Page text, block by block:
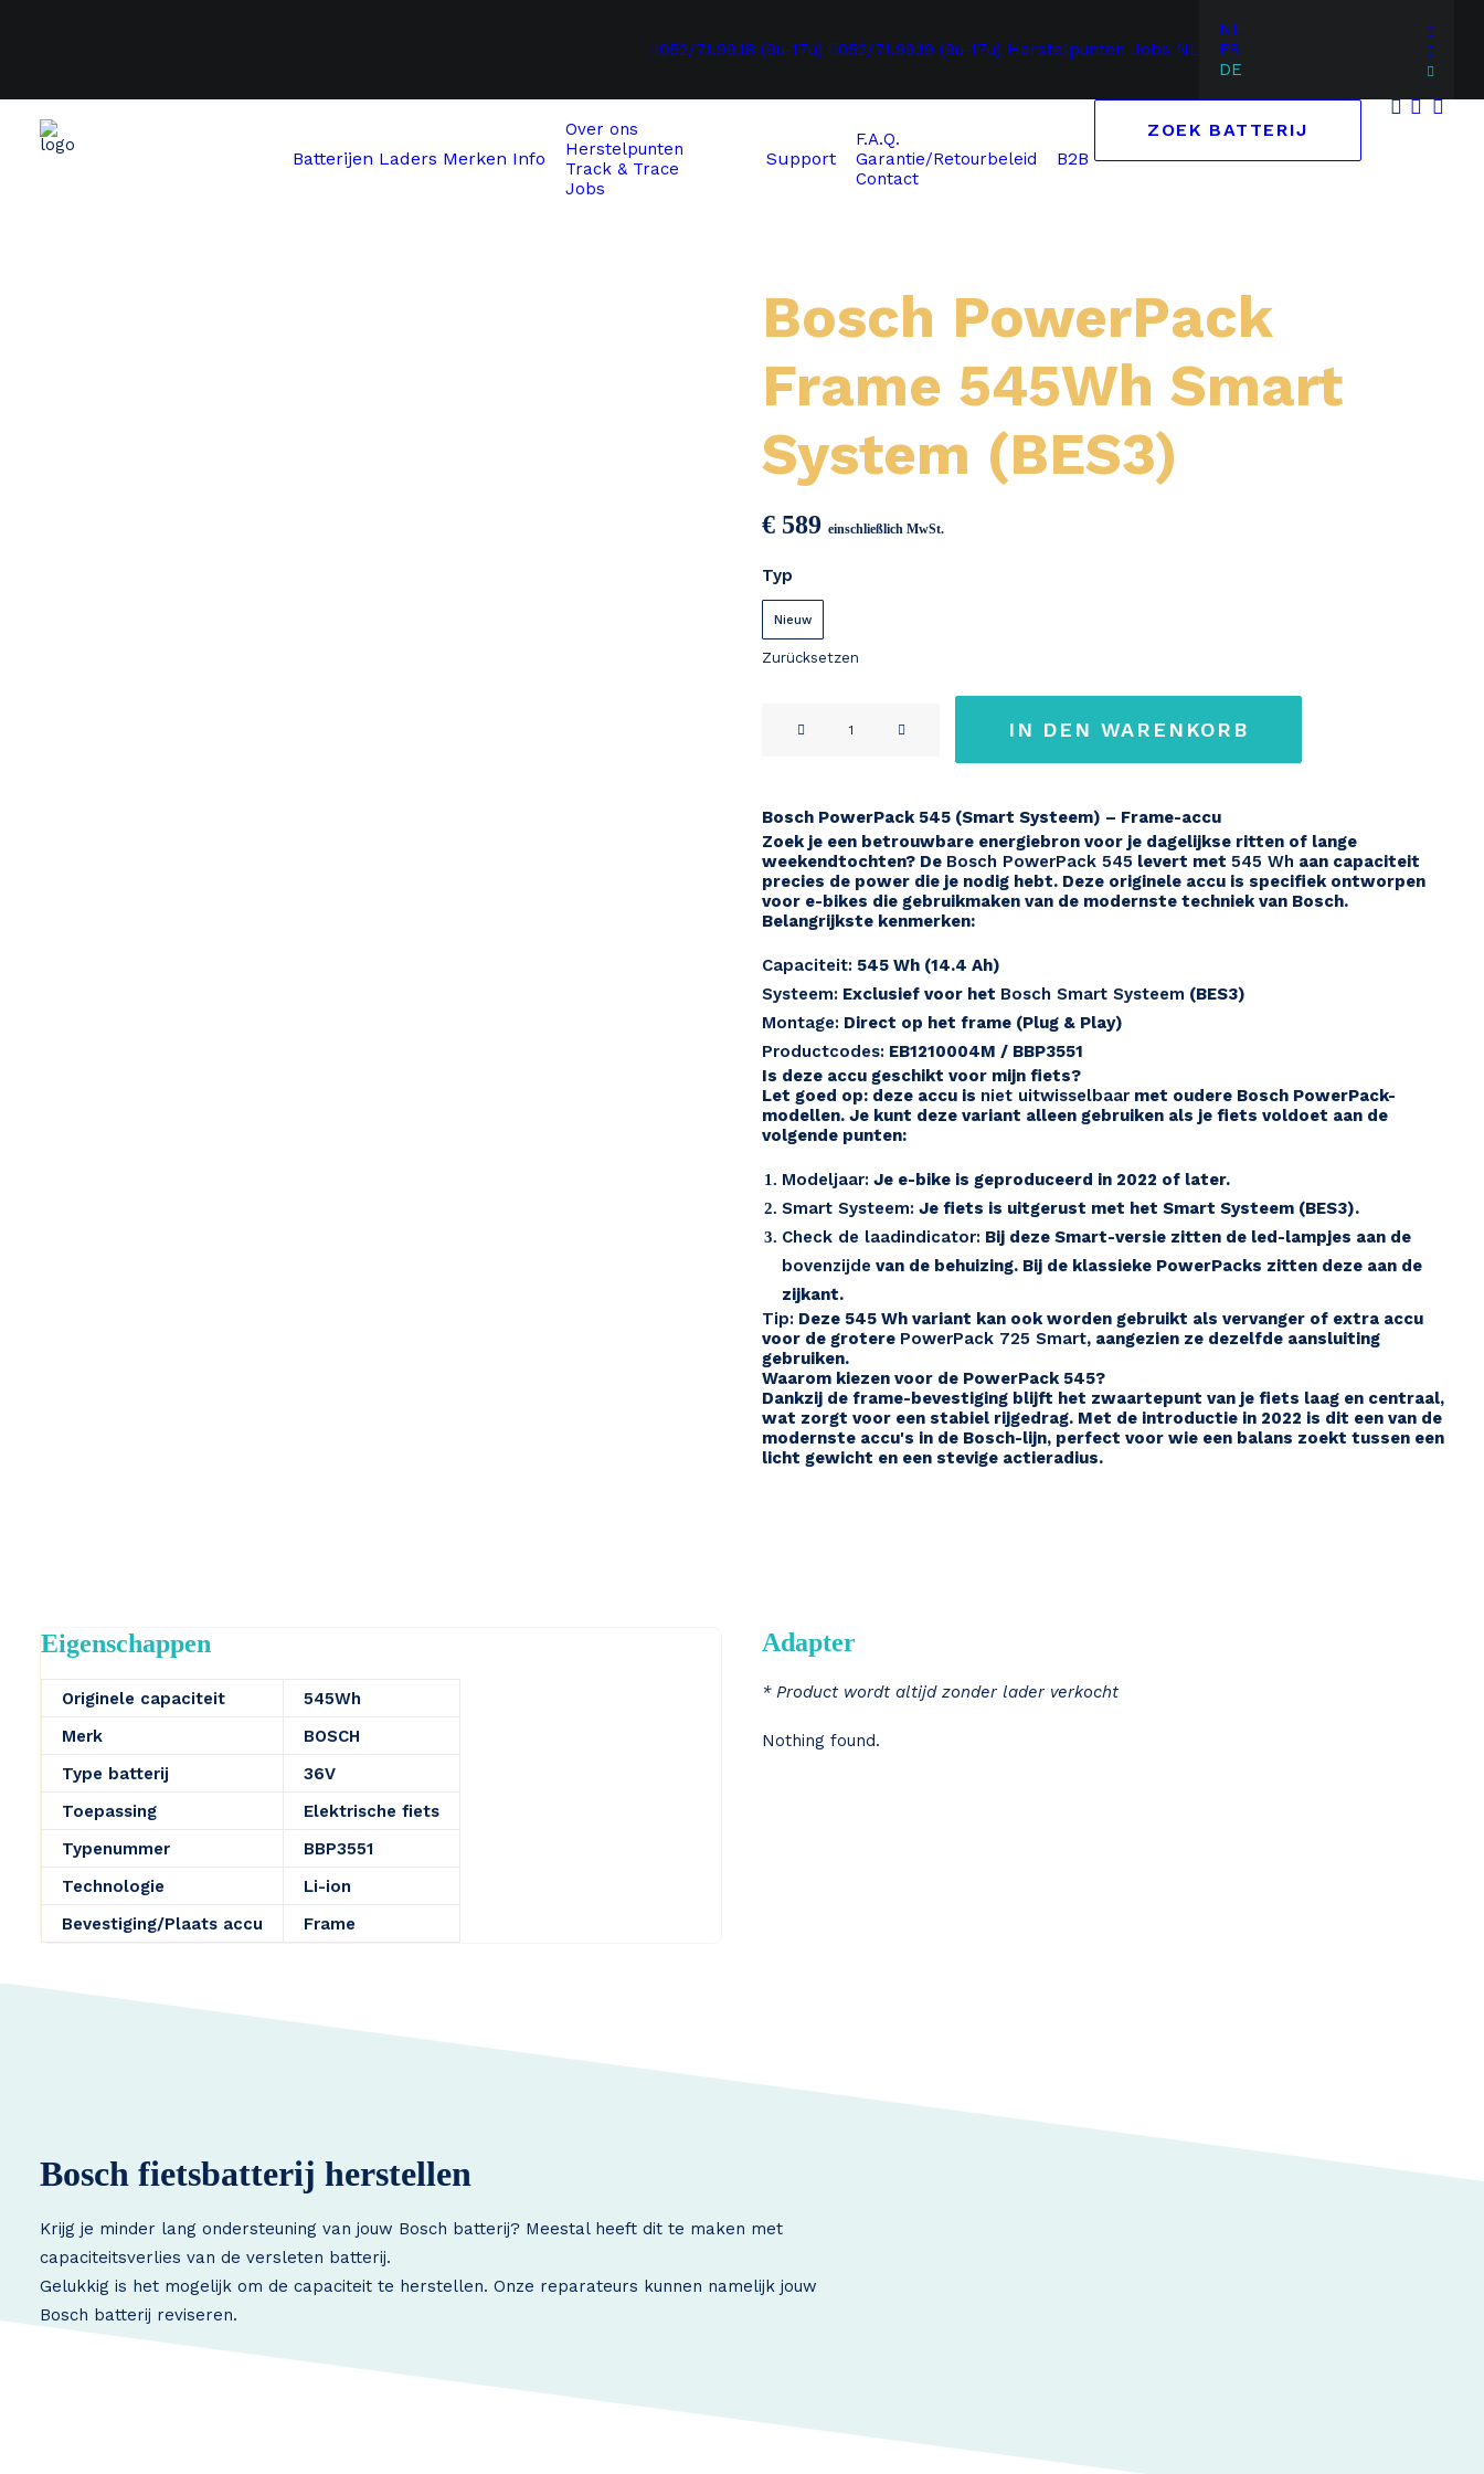
052/71.99.18 (9u-17u) 052/71.99.19 (9u-17u) Herstelpunten Jobs NL
NL
FR
DE
Batterijen Laders Merken Info
Over ons
Herstelpunten
Track & Trace
Jobs
Support
F.A.Q.
Garantie/Retourbeleid
Contact
B2B
ZOEK BATTERIJ
Bosch PowerPack
Frame 545Wh Smart
System (BES3)
€ 589 einschließlich MwSt.
Typ
Nieuw
Zurücksetzen
Smart
System
(BES3)
Menge
IN DEN WARENKORB
Bosch PowerPack 545 (Smart Systeem) – Frame-accu
Zoek je een betrouwbare energiebron voor je dagelijkse ritten of lange
weekendtochten? De Bosch PowerPack 545 levert met 545 Wh aan capaciteit
precies de power die je nodig hebt. Deze originele accu is specifiek ontworpen
voor e-bikes die gebruikmaken van de modernste techniek van Bosch.
Belangrijkste kenmerken:
Capaciteit: 545 Wh (14.4 Ah)
Systeem: Exclusief voor het Bosch Smart Systeem (BES3)
Montage: Direct op het frame (Plug & Play)
Productcodes: EB1210004M / BBP3551
Is deze accu geschikt voor mijn fiets?
Let goed op: deze accu is niet uitwisselbaar met oudere Bosch PowerPack-
modellen. Je kunt deze variant alleen gebruiken als je fiets voldoet aan de
volgende punten:
Modeljaar: Je e-bike is geproduceerd in 2022 of later.
Smart Systeem: Je fiets is uitgerust met het Smart Systeem (BES3).
Check de laadindicator: Bij deze Smart-versie zitten de led-lampjes aan de
bovenzijde van de behuizing. Bij de klassieke PowerPacks zitten deze aan de
zijkant.
Tip: Deze 545 Wh variant kan ook worden gebruikt als vervanger of extra accu
voor de grotere PowerPack 725 Smart, aangezien ze dezelfde aansluiting
gebruiken.
Waarom kiezen voor de PowerPack 545?
Dankzij de frame-bevestiging blijft het zwaartepunt van je fiets laag en centraal,
wat zorgt voor een stabiel rijgedrag. Met de introductie in 2022 is dit een van de
modernste accu's in de Bosch-lijn, perfect voor wie een balans zoekt tussen een
licht gewicht en een stevige actieradius.
Eigenschappen
Originele capaciteit
545Wh
Merk
BOSCH
Type batterij
36V
Toepassing
Elektrische fiets
Typenummer
BBP3551
Technologie
Li-ion
Bevestiging/Plaats accu
Frame
Adapter
* Product wordt altijd zonder lader verkocht
Nothing found.
Bosch fietsbatterij herstellen
Krijg je minder lang ondersteuning van jouw Bosch batterij? Meestal heeft dit te maken met
capaciteitsverlies van de versleten batterij.
Gelukkig is het mogelijk om de capaciteit te herstellen. Onze reparateurs kunnen namelijk jouw
Bosch batterij reviseren.